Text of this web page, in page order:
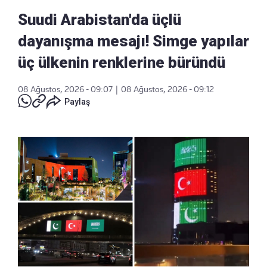
Suudi Arabistan'da üçlü
dayanışma mesajı! Simge yapılar
üç ülkenin renklerine büründü
08 Ağustos, 2026 - 09:07
08 Ağustos, 2026 - 09:12
Paylaş